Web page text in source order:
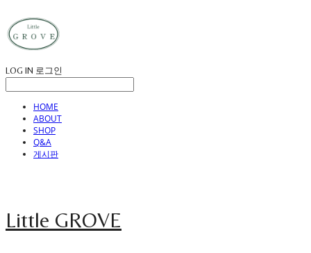
LOG IN 로그인
HOME
ABOUT
SHOP
Q&A
게시판
Little GROVE